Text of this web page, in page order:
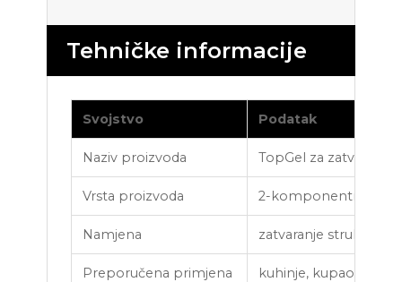
Tehničke informacije
Svojstvo Podatak
Naziv proizvoda TopGel za
Vrsta proizvoda 2-komponentni
Namjena zatvaranje strukture
Preporučena primjena kuhinje, kupaonice,